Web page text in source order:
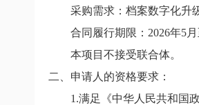
采购需求：档案数字化升
合同履行期限：2026年5月
本项目不接受联合体。
二、申请人的资格要求：
1.满足《中华人民共和国政